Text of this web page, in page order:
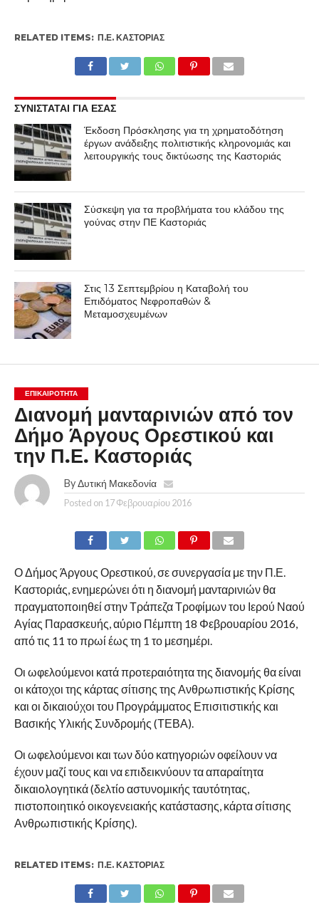
RELATED ITEMS: Π.Ε. ΚΑΣΤΟΡΙΆΣ
ΣΥΝΙΣΤΑΤΑΙ ΓΙΑ ΕΣΑΣ
Έκδοση Πρόσκλησης για τη χρηματοδότηση
έργων ανάδειξης πολιτιστικής κληρονομιάς και
λειτουργικής τους δικτύωσης της Καστοριάς
Σύσκεψη για τα προβλήματα του κλάδου της
γούνας στην ΠΕ Καστοριάς
Στις 13 Σεπτεμβρίου η Καταβολή του
Επιδόματος Νεφροπαθών &
Μεταμοσχευμένων
ΕΠΙΚΑΙΡΟΤΗΤΑ
Διανομή μανταρινιών από τον
Δήμο Άργους Ορεστικού και
την Π.Ε. Καστοριάς
By Δυτική Μακεδονία
Posted on 17 Φεβρουαρίου 2016
Ο Δήμος Άργους Ορεστικού, σε συνεργασία με την Π.Ε.
Καστοριάς, ενημερώνει ότι η διανομή μανταρινιών θα
πραγματοποιηθεί στην Τράπεζα Τροφίμων του Ιερού Ναού
Αγίας Παρασκευής, αύριο Πέμπτη 18 Φεβρουαρίου 2016,
από τις 11 το πρωί έως τη 1 το μεσημέρι.
Οι ωφελούμενοι κατά προτεραιότητα της διανομής θα είναι
οι κάτοχοι της κάρτας σίτισης της Ανθρωπιστικής Κρίσης
και οι δικαιούχοι του Προγράμματος Επισιτιστικής και
Βασικής Υλικής Συνδρομής (ΤΕΒΑ).
Οι ωφελούμενοι και των δύο κατηγοριών οφείλουν να
έχουν μαζί τους και να επιδεικνύουν τα απαραίτητα
δικαιολογητικά (δελτίο αστυνομικής ταυτότητας,
πιστοποιητικό οικογενειακής κατάστασης, κάρτα σίτισης
Ανθρωπιστικής Κρίσης).
RELATED ITEMS: Π.Ε. ΚΑΣΤΟΡΙΆΣ